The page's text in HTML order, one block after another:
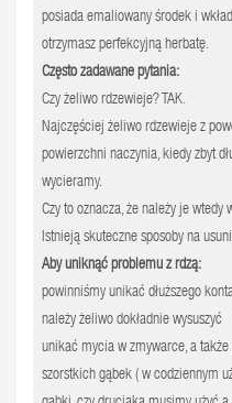
posiada emaliowany środek i
otrzymasz perfekcyjną herbatę.
Często zadawane pytania:
Czy żeliwo rdzewieje? TAK.
Najczęściej żeliwo rdzewieje z
powierzchni naczynia, kiedy zbyt
wycieramy.
Czy to oznacza, że należy je wtedy
Istnieją skuteczne sposoby na
Aby uniknąć problemu z rdzą:
powinniśmy unikać dłuższego
należy żeliwo dokładnie wysuszyć
unikać mycia w zmywarce, a
szorstkich gąbek ( w codziennym